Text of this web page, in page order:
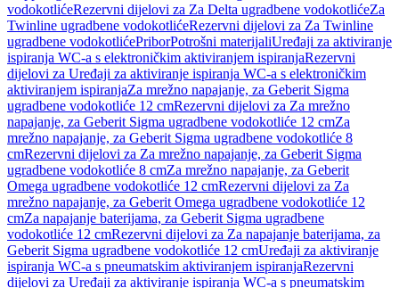
vodokotlićeRezervni dijelovi za Za Delta ugradbene vodokotlićeZa
Twinline ugradbene vodokotlićeRezervni dijelovi za Za Twinline
ugradbene vodokotlićePriborPotrošni materijaliUređaji za aktiviranje
ispiranja WC-a s elektroničkim aktiviranjem ispiranjaRezervni
dijelovi za Uređaji za aktiviranje ispiranja WC-a s elektroničkim
aktiviranjem ispiranjaZa mrežno napajanje, za Geberit Sigma
ugradbene vodokotliće 12 cmRezervni dijelovi za Za mrežno
napajanje, za Geberit Sigma ugradbene vodokotliće 12 cmZa
mrežno napajanje, za Geberit Sigma ugradbene vodokotliće 8
cmRezervni dijelovi za Za mrežno napajanje, za Geberit Sigma
ugradbene vodokotliće 8 cmZa mrežno napajanje, za Geberit
Omega ugradbene vodokotliće 12 cmRezervni dijelovi za Za
mrežno napajanje, za Geberit Omega ugradbene vodokotliće 12
cmZa napajanje baterijama, za Geberit Sigma ugradbene
vodokotliće 12 cmRezervni dijelovi za Za napajanje baterijama, za
Geberit Sigma ugradbene vodokotliće 12 cmUređaji za aktiviranje
ispiranja WC-a s pneumatskim aktiviranjem ispiranjaRezervni
dijelovi za Uređaji za aktiviranje ispiranja WC-a s pneumatskim